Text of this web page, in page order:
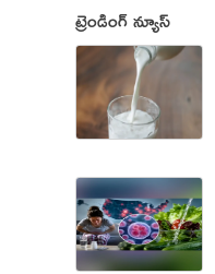
ట్రెండింగ్ న్యూస్